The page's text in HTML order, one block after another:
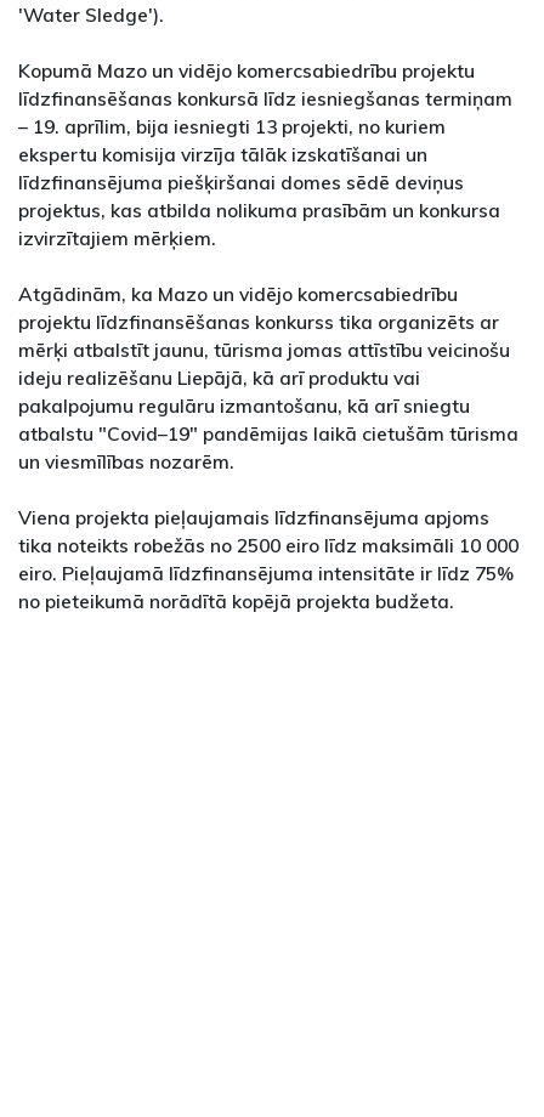
'Water Sledge').
Kopumā Mazo un vidējo komercsabiedrību projektu
līdzfinansēšanas konkursā līdz iesniegšanas termiņam
– 19. aprīlim, bija iesniegti 13 projekti, no kuriem
ekspertu komisija virzīja tālāk izskatīšanai un
līdzfinansējuma piešķiršanai domes sēdē deviņus
projektus, kas atbilda nolikuma prasībām un konkursa
izvirzītajiem mērķiem.
Atgādinām, ka Mazo un vidējo komercsabiedrību
projektu līdzfinansēšanas konkurss tika organizēts ar
mērķi atbalstīt jaunu, tūrisma jomas attīstību veicinošu
ideju realizēšanu Liepājā, kā arī produktu vai
pakalpojumu regulāru izmantošanu, kā arī sniegtu
atbalstu "Covid–19" pandēmijas laikā cietušām tūrisma
un viesmīlības nozarēm.
Viena projekta pieļaujamais līdzfinansējuma apjoms
tika noteikts robežās no 2500 eiro līdz maksimāli 10 000
eiro. Pieļaujamā līdzfinansējuma intensitāte ir līdz 75%
no pieteikumā norādītā kopējā projekta budžeta.